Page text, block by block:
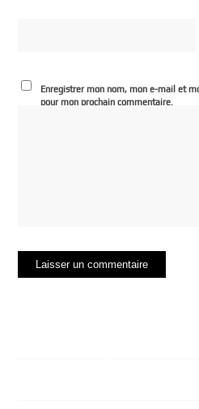
Enregistrer mon nom, mon e-mail et
pour mon prochain commentaire.